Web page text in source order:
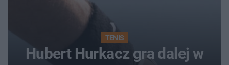
TENIS
Hubert Hurkacz gra dalej w